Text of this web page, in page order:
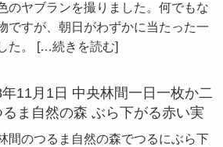
のヤブランを撮りました。何でもな
ですが、朝日がわずかに当たった一
た。
[…続きを読む]
11月1日 中央林間一日一枚か二
ま自然の森 ぶら下がる赤い実
間のつるま自然の森でつるにぶら下